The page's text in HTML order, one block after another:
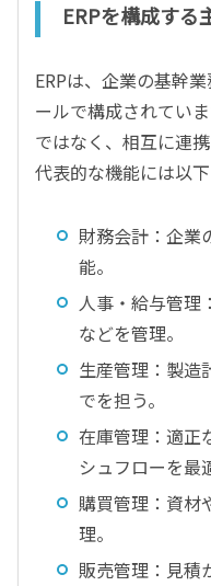
ERPを構成する
ERPは、企業の基幹
ールで構成されてい
ではなく、相互に連
代表的な機能には以
財務会計：企業
能。
人事・給与管理
などを管理。
生産管理：製造
でを担う。
在庫管理：適正
シュフローを最
購買管理：資材
理。
販売管理：見積